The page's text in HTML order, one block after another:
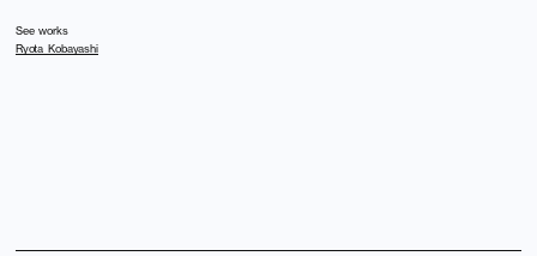
See works
Ryota Kobayashi